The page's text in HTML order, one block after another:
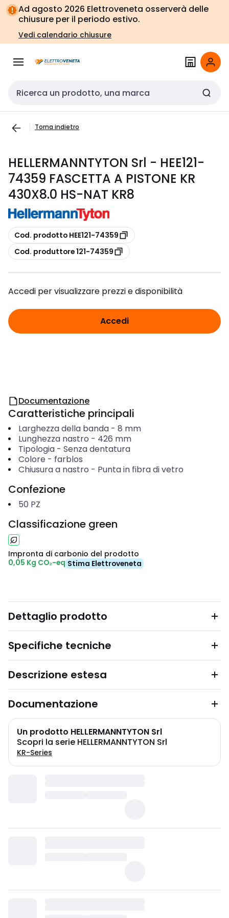
Vai alla
navigazione
Vai
alla
pagina
Ad agosto 2026 Elettroveneta osserverà delle
chiusure per il periodo estivo.
Vedi calendario chiusure
Cerca input
Torna indietro
HELLERMANNTYTON Srl - HEE121-
74359 FASCETTA A PISTONE KR
430X8.0 HS-NAT KR8
copia
Cod. prodotto HEE121-74359
copia
Cod. produttore 121-74359
Accedi per visualizzare prezzi e disponibilità
Accedi
Documentazione
Caratteristiche principali
Larghezza della banda- 8 mm
Lunghezza nastro - 426 mm
Tipologia- Senza dentatura
Colore - farblos
Chiusura a nastro - Punta in fibra di vetro
Confezione
50 PZ
Classificazione green
Impronta di carbonio del prodotto
0,05 Kg CO₂-eq Stima Elettroveneta
Dettaglio prodotto
Specifiche tecniche
Descrizione estesa
Documentazione
Un prodotto HELLERMANNTYTON Srl
Scopri la serie HELLERMANNTYTON Srl
KR-Series